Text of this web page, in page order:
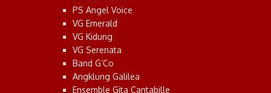
PS Angel Voice
VG Emerald
VG Kidung
VG Serenata
Band G’Co
Angklung Galilea
Ensemble Gita Cantabille